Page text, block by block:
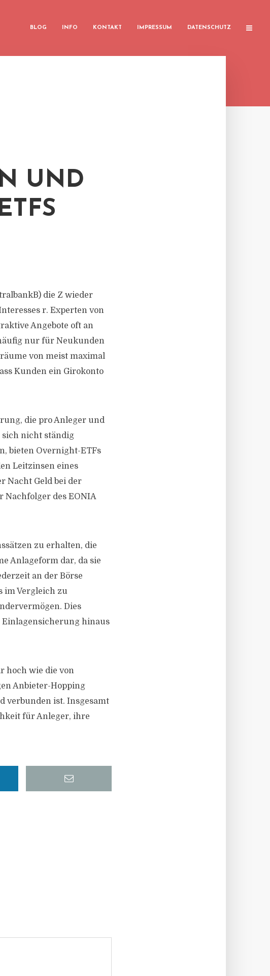
BLOG INFO KONTAKT IMPRESSUM DATENSCHUTZ
UND
die Z wieder
r. Experten von
Angebote oft an
nur für Neukunden
von meist maximal
Kunden ein Girokonto
die pro Anleger und
sich nicht ständig
bieten Overnight-ETFs
Leitzinsen eines
Nacht Geld bei der
Nachfolger des EONIA
zu erhalten, die
Anlageform dar, da sie
an der Börse
im Vergleich zu
Dies
Einlagensicherung hinaus
hoch wie die von
Anbieter-Hopping
verbunden ist. Insgesamt
für Anleger, ihre